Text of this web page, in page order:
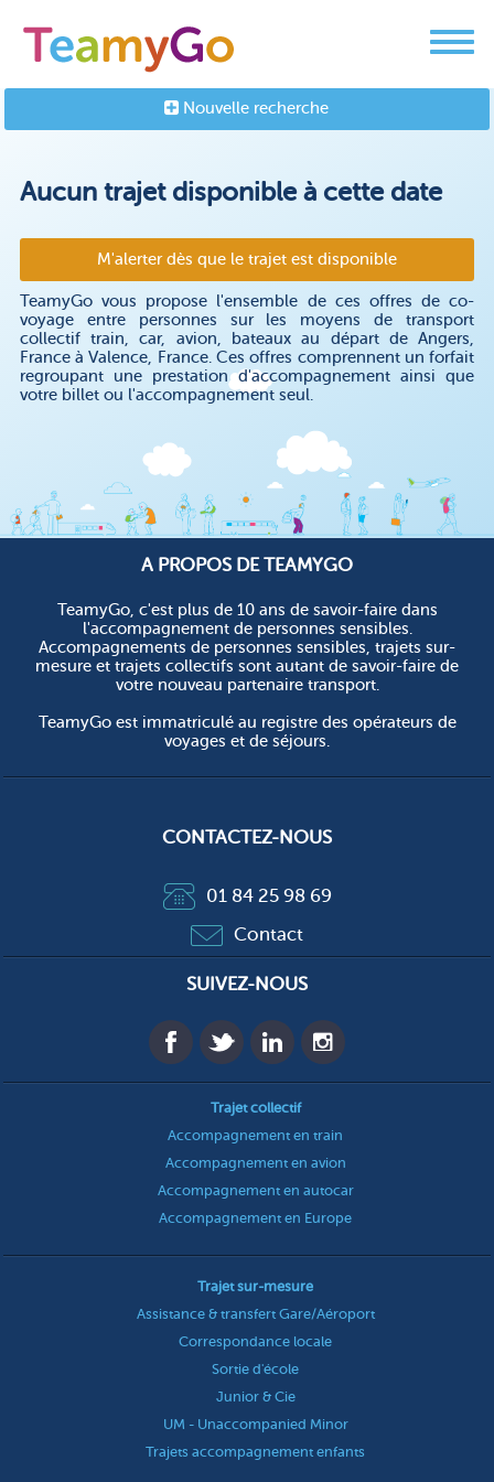
Nouvelle recherche
Aucun trajet disponible à cette date
M'alerter dès que le trajet est disponible
TeamyGo vous propose l'ensemble de ces offres de co-
voyage entre personnes sur les moyens de transport
collectif train, car, avion, bateaux au départ de Angers,
France à Valence, France. Ces offres comprennent un forfait
regroupant une prestation d'accompagnement ainsi que
votre billet ou l'accompagnement seul.
A PROPOS DE TEAMYGO
TeamyGo, c'est plus de 10 ans de savoir-faire dans
l'accompagnement de personnes sensibles.
Accompagnements de personnes sensibles, trajets sur-
mesure et trajets collectifs sont autant de savoir-faire de
votre nouveau partenaire transport.
TeamyGo est immatriculé au registre des opérateurs de
voyages et de séjours.
CONTACTEZ-NOUS
01 84 25 98 69
Contact
SUIVEZ-NOUS
Trajet collectif
Accompagnement en train
Accompagnement en avion
Accompagnement en autocar
Accompagnement en Europe
Trajet sur-mesure
Assistance & transfert Gare/Aéroport
Correspondance locale
Sortie d'école
Junior & Cie
UM - Unaccompanied Minor
Trajets accompagnement enfants